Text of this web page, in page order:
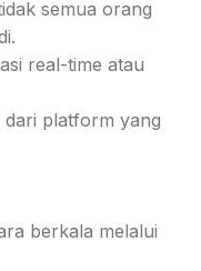
semua orang
real-time atau
dari platform yang
berkala melalui